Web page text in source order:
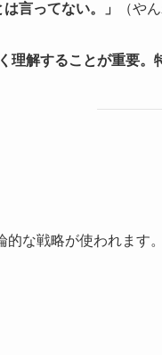
言ってない。」 （や
理解することが重要。
な戦略が使われます。